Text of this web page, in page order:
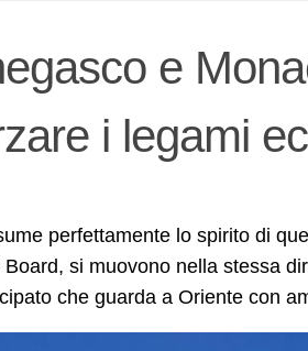
e
i legami
perfettamente lo spirito di
si muovono nella stessa
che guarda a Oriente con